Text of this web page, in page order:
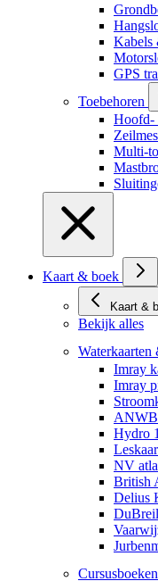
Kabels
GPS
Toebehoren
Hoofd-
Multi-
Kaart & boek
Kaart &
Bekijk alles
Waterkaarten
Imray
Imray
ANWB
Hydro
NV
British
Delius
Cursusboeken